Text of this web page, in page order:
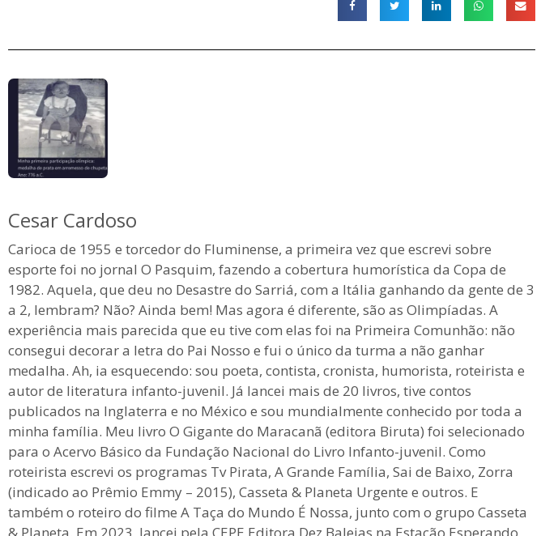
Cesar Cardoso
Carioca de 1955 e torcedor do Fluminense, a primeira vez que escrevi sobre
esporte foi no jornal O Pasquim, fazendo a cobertura humorística da Copa de
1982. Aquela, que deu no Desastre do Sarriá, com a Itália ganhando da gente de 3
a 2, lembram? Não? Ainda bem! Mas agora é diferente, são as Olimpíadas. A
experiência mais parecida que eu tive com elas foi na Primeira Comunhão: não
consegui decorar a letra do Pai Nosso e fui o único da turma a não ganhar
medalha. Ah, ia esquecendo: sou poeta, contista, cronista, humorista, roteirista e
autor de literatura infanto-juvenil. Já lancei mais de 20 livros, tive contos
publicados na Inglaterra e no México e sou mundialmente conhecido por toda a
minha família. Meu livro O Gigante do Maracanã (editora Biruta) foi selecionado
para o Acervo Básico da Fundação Nacional do Livro Infanto-juvenil. Como
roteirista escrevi os programas Tv Pirata, A Grande Família, Sai de Baixo, Zorra
(indicado ao Prêmio Emmy – 2015), Casseta & Planeta Urgente e outros. E
também o roteiro do filme A Taça do Mundo É Nossa, junto com o grupo Casseta
& Planeta. Em 2023, lancei pela CEPE Editora Dez Baleias na Estação Esperando